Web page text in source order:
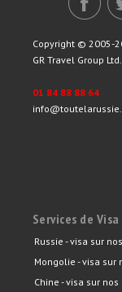
Copyright © 2005-
GR Travel Group Ltd.
01 84 88 88 64
Services de Visa
Russie - visa sur
Mongolie - visa sur
Chine - visa sur